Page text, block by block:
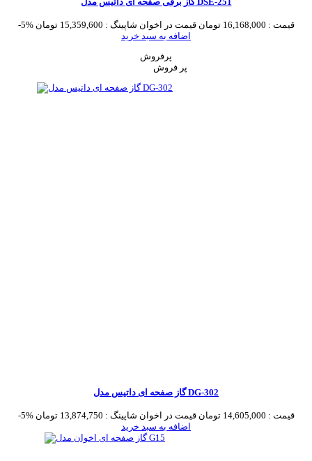
-5% قیمت : 16,168,000 تومان قیمت در اخوان شاپینگ : 15,359,600 تومان
اضافه به سبد خرید
پرفروش
گاز صفحه ای داتیس مدل DG-302
-5% قیمت : 14,605,000 تومان قیمت در اخوان شاپینگ : 13,874,750 تومان
اضافه به سبد خرید